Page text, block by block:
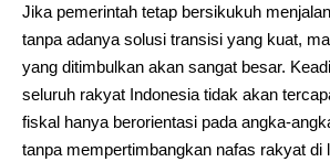
Jika pemerintah tetap bersikukuh
tanpa adanya solusi transisi yang kuat,
yang ditimbulkan akan sangat besar.
seluruh rakyat Indonesia tidak akan
fiskal hanya berorientasi pada angka-
tanpa mempertimbangkan nafas rakyat di